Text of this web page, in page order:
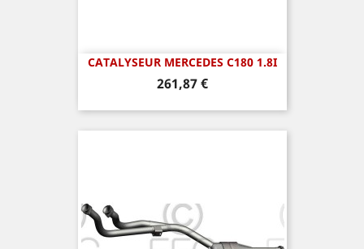
CATALYSEUR MERCEDES C180 1.8I
Prix
261,87 €